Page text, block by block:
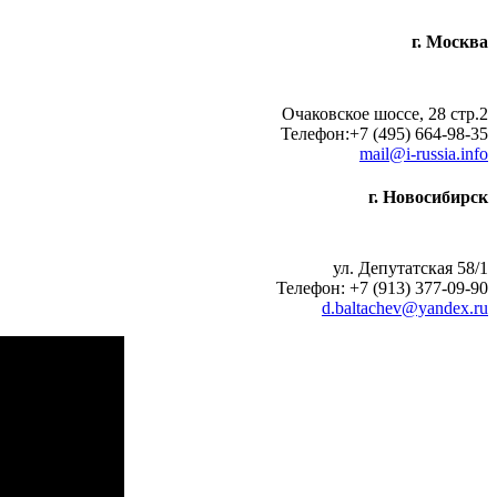
г. Москва
Очаковское шоссе, 28 стр.2
Телефон:+7 (495) 664-98-35
mail@i-russia.info
г. Новосибирск
ул. Депутатская 58/1
Телефон: +7 (913) 377-09-90
d.baltachev@yandex.ru